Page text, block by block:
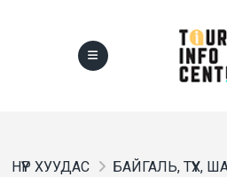
НҮҮР ХУУДАС
БАЙГАЛЬ, ТҮҮХ,